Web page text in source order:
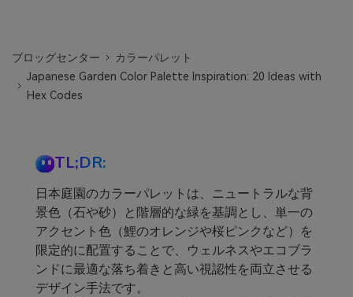
ブロッグセンター
カラーパレット
Japanese Garden Color Palette Inspiration: 20 Ideas with
Hex Codes
TL;DR:
日本庭園のカラーパレットは、ニュートラルな背
景色（石や砂）と階層的な緑を基調とし、単一の
アクセント色（鯉のオレンジや桜ピンクなど）を
限定的に配置することで、ウェルネスやエコブラ
ンドに最適な落ち着きと高い視認性を両立させる
デザイン手法です。